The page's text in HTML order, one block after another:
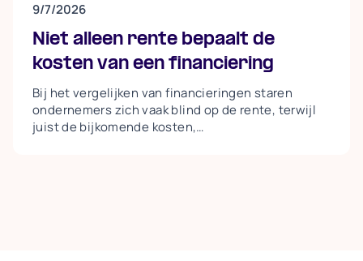
9/7/2026
Niet alleen rente bepaalt de
kosten van een financiering
Bij het vergelijken van financieringen staren
ondernemers zich vaak blind op de rente, terwijl
juist de bijkomende kosten,